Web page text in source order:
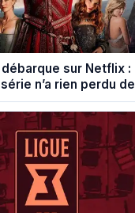
sur Netflix :
n’a rien perdu de